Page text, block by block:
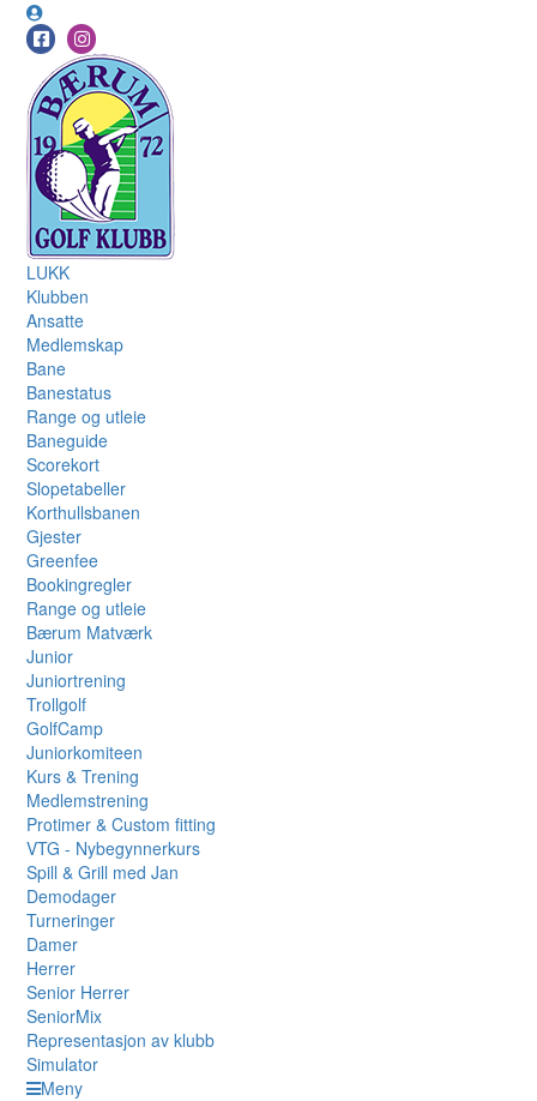
LUKK
Klubben
Ansatte
Medlemskap
Bane
Banestatus
Range og utleie
Baneguide
Scorekort
Slopetabeller
Korthullsbanen
Gjester
Greenfee
Bookingregler
Range og utleie
Bærum Matværk
Junior
Juniortrening
Trollgolf
GolfCamp
Juniorkomiteen
Kurs & Trening
Medlemstrening
Protimer & Custom fitting
VTG - Nybegynnerkurs
Spill & Grill med Jan
Demodager
Turneringer
Damer
Herrer
Senior Herrer
SeniorMix
Representasjon av klubb
Simulator
Meny